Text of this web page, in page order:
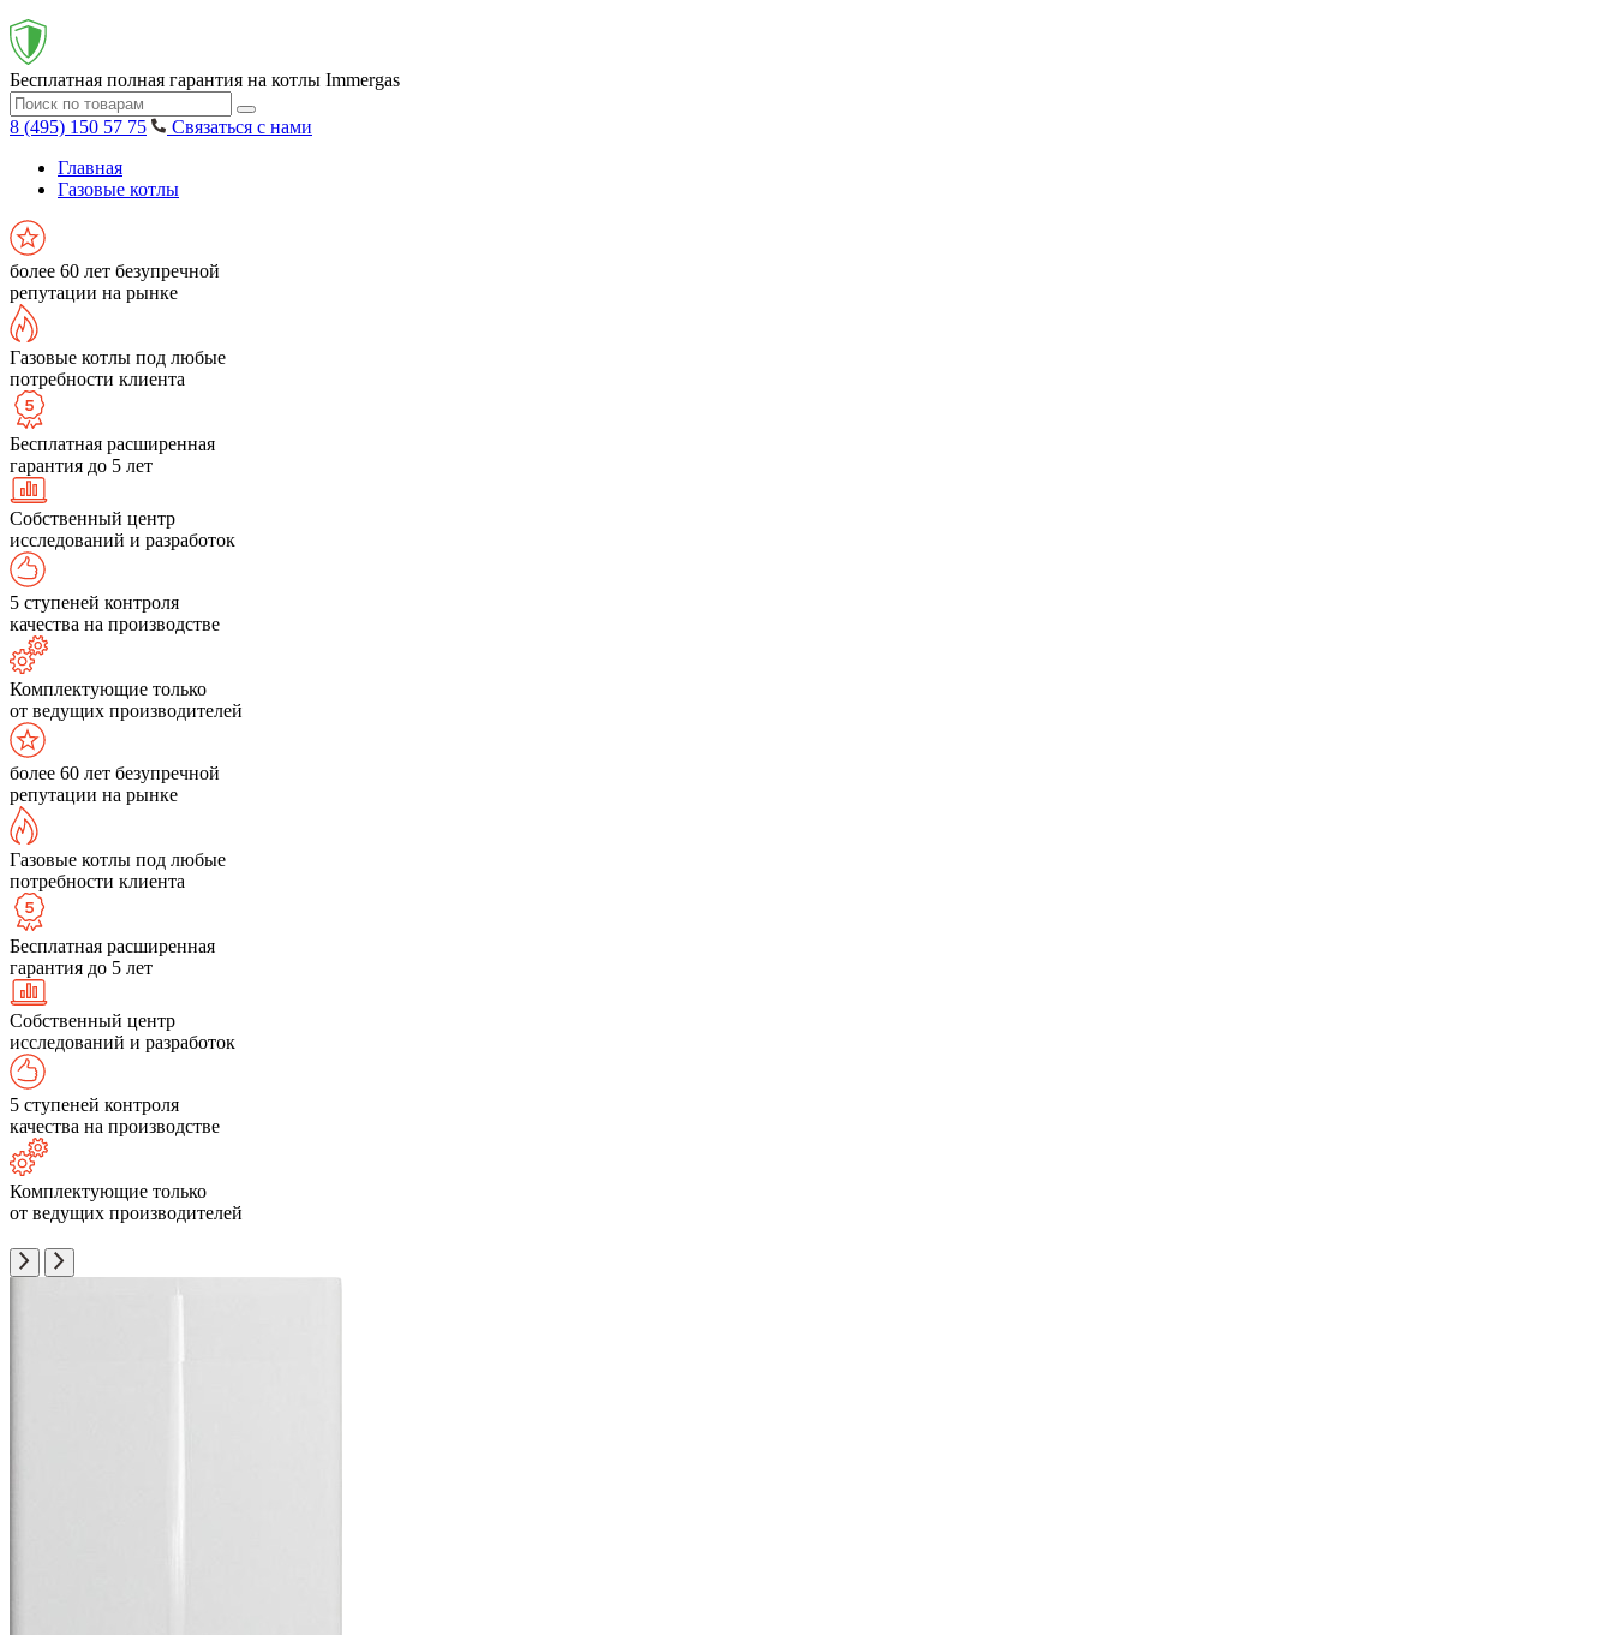
Бесплатная полная гарантия на котлы Immergas
8 (495) 150 57 75
Связаться с нами
Главная
Газовые котлы
более 60 лет безупречной
репутации на рынке
Газовые котлы под любые
потребности клиента
Бесплатная расширенная
гарантия до 5 лет
Собственный центр
исследований и разработок
5 ступеней контроля
качества на производстве
Комплектующие только
от ведущих производителей
более 60 лет безупречной
репутации на рынке
Газовые котлы под любые
потребности клиента
Бесплатная расширенная
гарантия до 5 лет
Собственный центр
исследований и разработок
5 ступеней контроля
качества на производстве
Комплектующие только
от ведущих производителей